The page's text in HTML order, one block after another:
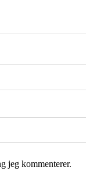
jeg kommenterer.